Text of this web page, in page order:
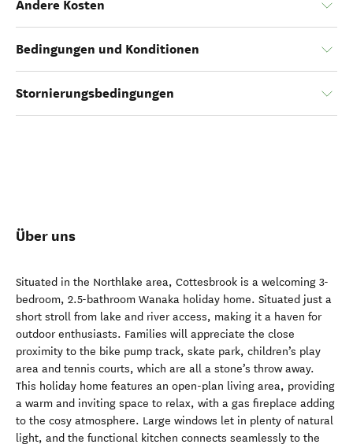
Andere Kosten
Bedingungen und Konditionen
Stornierungsbedingungen
Über uns
Situated in the Northlake area, Cottesbrook is a welcoming 3-
bedroom, 2.5-bathroom Wanaka holiday home. Situated just a
short stroll from lake and river access, making it a haven for
outdoor enthusiasts. Families will appreciate the close
proximity to the bike pump track, skate park, children’s play
area and tennis courts, which are all a stone’s throw away.
This holiday home features an open-plan living area, providing
a warm and inviting space to relax, with a gas fireplace adding
to the cosy atmosphere. Large windows let in plenty of natural
light, and the functional kitchen connects seamlessly to the